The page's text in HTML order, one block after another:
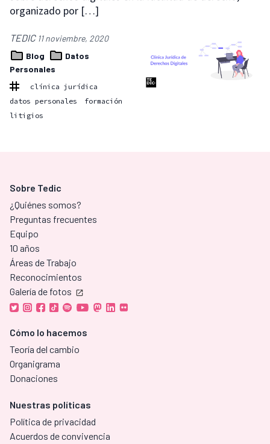
organizado por […]
TEDIC 11 noviembre, 2020
Blog
Datos
Personales
clínica jurídica
datos personales
formación
litigios
Sobre Tedic
¿Quiénes somos?
Preguntas frecuentes
Equipo
10 años
Áreas de Trabajo
Reconocimientos
Galería de fotos
Cómo lo hacemos
Teoría del cambio
Organigrama
Donaciones
Nuestras políticas
Política de privacidad
Acuerdos de convivencia